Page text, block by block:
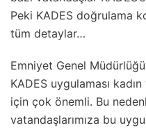
Peki KADES doğrulama
tüm detaylar…
Emniyet Genel
KADES uygulaması
için çok önemli. Bu
vatandaşlarımıza bu